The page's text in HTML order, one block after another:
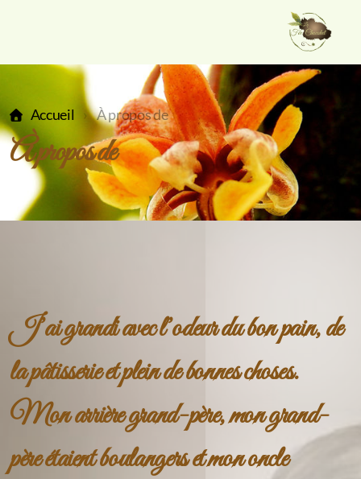
Accueil À propos de
À propos de
J’ai grandi avec l’odeur du bon pain, de
la pâtisserie et plein de bonnes choses.
Mon arrière grand-père, mon grand-
père étaient boulangers et mon oncle